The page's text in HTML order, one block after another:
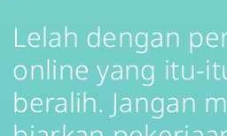
Lelah dengan
online yang itu-
beralih. Jangan